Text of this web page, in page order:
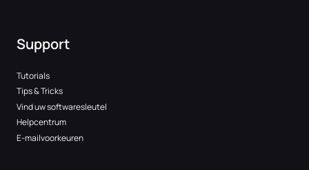
Support
Tutorials
Tips & Tricks
Vind uw softwaresleutel
Helpcentrum
E-mailvoorkeuren